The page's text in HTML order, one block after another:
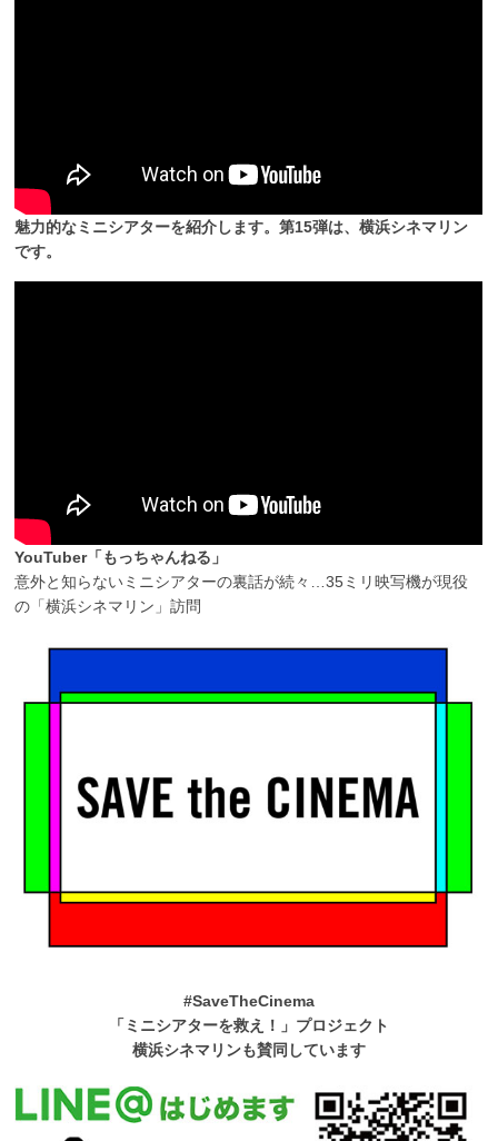
魅力的なミニシアターを紹介します。第15弾は、横浜シネマリン
です。
YouTuber「もっちゃんねる」
意外と知らないミニシアターの裏話が続々…35ミリ映写機が現役
の「横浜シネマリン」訪問
#SaveTheCinema
「ミニシアターを救え！」プロジェクト
横浜シネマリンも賛同しています